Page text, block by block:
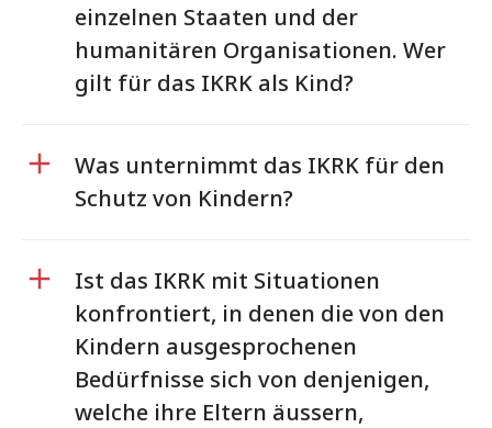
einzelnen Staaten und der
humanitären Organisationen. Wer
gilt für das IKRK als Kind?
Was unternimmt das IKRK für den
Schutz von Kindern?
Ist das IKRK mit Situationen
konfrontiert, in denen die von den
Kindern ausgesprochenen
Bedürfnisse sich von denjenigen,
welche ihre Eltern äussern,